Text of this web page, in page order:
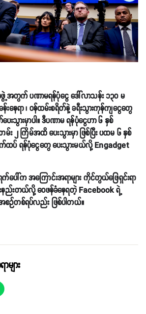
အတွက် ပဏာမရန်ပုံငွေ ဒေါ်လာသန်း ၁၃၀ မ
းနေရာ ၊ ဝန်ထမ်းစရိတ်နဲ့ ခရီးသွားကုန်ကျငွေတွေ
သွားမှာပါ။ ဒီပဏာမ ရန်ပုံငွေဟာ ၆ နှစ်
ကြိမ်အထိ ပေးသွားမှာ ဖြစ်ပြီး ပထမ ၆ နှစ်
ထပ် ရန်ပုံငွေတွေ ပေးသွားမယ်လို့ Engadget
ါ်က အကြောင်းအရာများ ကိုင်တွယ်ဖြေရှင်းရာ
နည်းတယ်လို့ ဝေဖန်ခံနေရတဲ့ Facebook ရဲ့
အစဉ်တစ်ရပ်လည်း ဖြစ်ပါတယ်။
ျား